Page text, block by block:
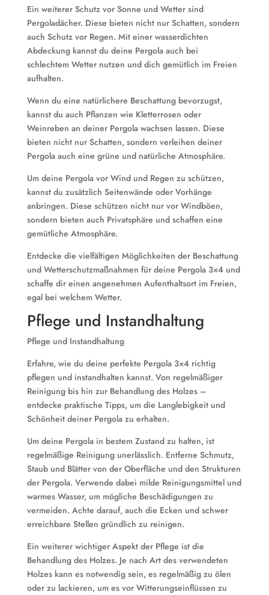
Ein weiterer Schutz vor Sonne und Wetter sind
Pergoladächer. Diese bieten nicht nur Schatten, sondern
auch Schutz vor Regen. Mit einer wasserdichten
Abdeckung kannst du deine Pergola auch bei
schlechtem Wetter nutzen und dich gemütlich im Freien
aufhalten.
Wenn du eine natürlichere Beschattung bevorzugst,
kannst du auch Pflanzen wie Kletterrosen oder
Weinreben an deiner Pergola wachsen lassen. Diese
bieten nicht nur Schatten, sondern verleihen deiner
Pergola auch eine grüne und natürliche Atmosphäre.
Um deine Pergola vor Wind und Regen zu schützen,
kannst du zusätzlich Seitenwände oder Vorhänge
anbringen. Diese schützen nicht nur vor Windböen,
sondern bieten auch Privatsphäre und schaffen eine
gemütliche Atmosphäre.
Entdecke die vielfältigen Möglichkeiten der Beschattung
und Wetterschutzmaßnahmen für deine Pergola 3×4 und
schaffe dir einen angenehmen Aufenthaltsort im Freien,
egal bei welchem Wetter.
Pflege und Instandhaltung
Pflege und Instandhaltung
Erfahre, wie du deine perfekte Pergola 3×4 richtig
pflegen und instandhalten kannst. Von regelmäßiger
Reinigung bis hin zur Behandlung des Holzes –
entdecke praktische Tipps, um die Langlebigkeit und
Schönheit deiner Pergola zu erhalten.
Um deine Pergola in bestem Zustand zu halten, ist
regelmäßige Reinigung unerlässlich. Entferne Schmutz,
Staub und Blätter von der Oberfläche und den Strukturen
der Pergola. Verwende dabei milde Reinigungsmittel und
warmes Wasser, um mögliche Beschädigungen zu
vermeiden. Achte darauf, auch die Ecken und schwer
erreichbare Stellen gründlich zu reinigen.
Ein weiterer wichtiger Aspekt der Pflege ist die
Behandlung des Holzes. Je nach Art des verwendeten
Holzes kann es notwendig sein, es regelmäßig zu ölen
oder zu lackieren, um es vor Witterungseinflüssen zu